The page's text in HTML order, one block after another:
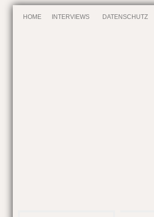
HOME INTERVIEWS DATENSCHUTZ